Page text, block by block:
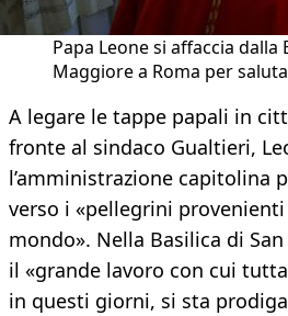
Papa Leone si affaccia dalla
Maggiore a Roma per
A legare le tappe papali in
fronte al sindaco Gualtieri,
l’amministrazione capitolina
verso i «pellegrini
mondo». Nella Basilica di
il «grande lavoro con cui
in questi giorni, si sta